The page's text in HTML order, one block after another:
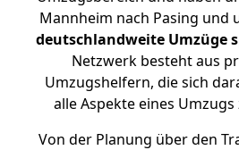
Mannheim nach Pasing und
deutschlandweite Umzüge
Netzwerk besteht aus
Umzugshelfern, die sich
alle Aspekte eines
Von der Planung über den